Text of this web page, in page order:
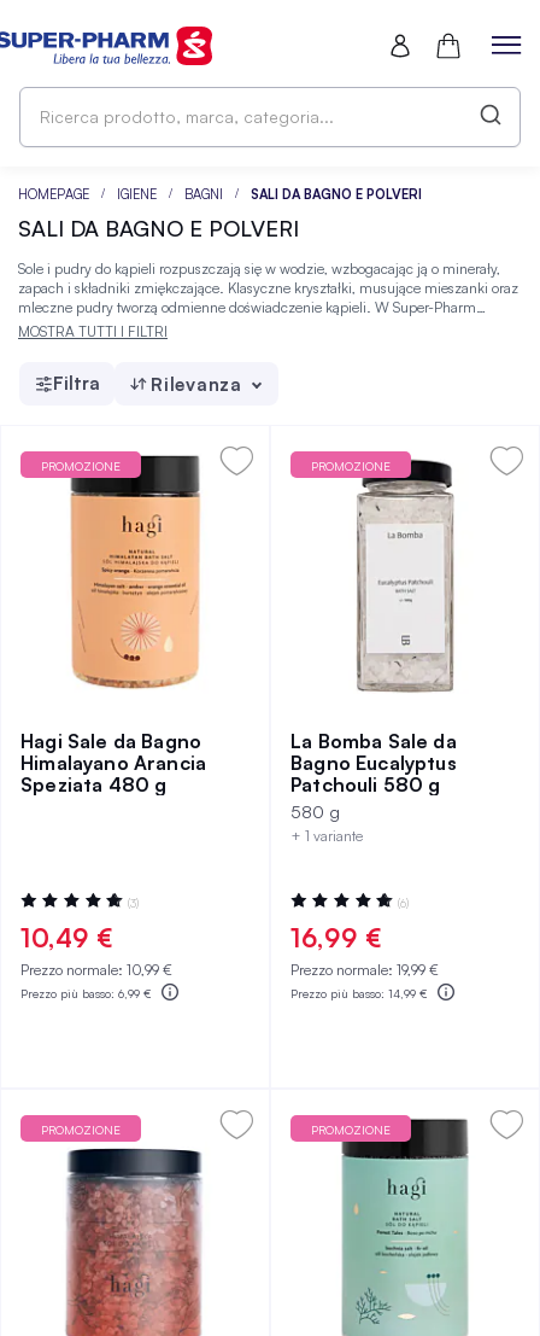
HOMEPAGE IGIENE BAGNI SALI DA BAGNO E POLVERI
SALI DA BAGNO E POLVERI
Sole i pudry do kąpieli rozpuszczają się w wodzie, wzbogacając ją o minerały,
zapach i składniki zmiękczające. Klasyczne kryształki, musujące mieszanki oraz
mleczne pudry tworzą odmienne doświadczenie kąpieli. W Super-Pharm
znajdziesz kosmetyki różniące się formułą, sposobem aplikacji i wykończeniem,
MOSTRA TUTTI I FILTRI
Filtra Rilevanza
PROMOZIONE
Hagi Sale da Bagno
Himalayano Arancia
Speziata 480 g
Valutazione:
100%
(3)
10,49 €
Prezzo normale: 10,99 €
Prezzo più basso: 6,99 €
PROMOZIONE
La Bomba Sale da
Bagno Eucalyptus
Patchouli 580 g
580 g
+ 1 variante
Valutazione:
98%
(6)
16,99 €
Prezzo normale: 19,99 €
Prezzo più basso: 14,99 €
PROMOZIONE PROMOZIONE